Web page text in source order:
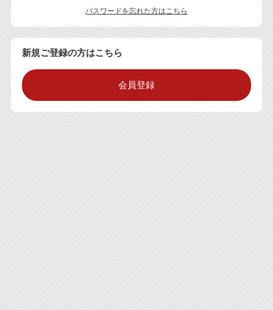
パスワードを忘れた方はこちら
新規ご登録の方はこちら
会員登録